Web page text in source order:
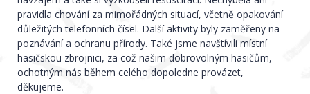
pravidla chování za mimořádných situací, včetně opakování
důležitých telefonních čísel. Další aktivity byly zaměřeny na
poznávání a ochranu přírody. Také jsme navštívili místní
hasičskou zbrojnici, za což našim dobrovolným hasičům,
ochotným nás během celého dopoledne provázet,
děkujeme.